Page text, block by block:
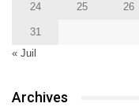
24 25 26
31
« Juil
Archives